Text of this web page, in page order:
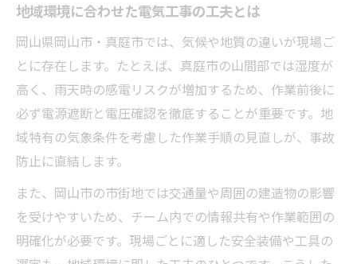
地域環境に合わせた電気工事の工夫とは
岡山県岡山市・真庭市では、気候や地質の違いが現場ご
とに存在します。たとえば、真庭市の山間部では湿度が
高く、雨天時の感電リスクが増加するため、作業前後に
必ず電源遮断と電圧確認を徹底することが重要です。地
域特有の気象条件を考慮した作業手順の見直しが、事故
防止に直結します。
また、岡山市の市街地では交通量や周囲の建造物の影響
を受けやすいため、チーム内での情報共有や作業範囲の
明確化が必要です。現場ごとに適した安全装備や工具の